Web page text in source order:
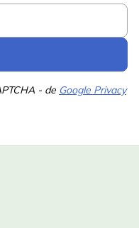
- de Google Privacy